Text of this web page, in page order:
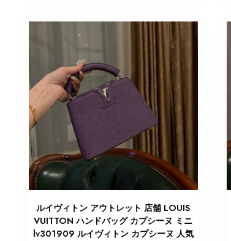
ルイヴィトン アウトレット 店舗 LOUIS
VUITTON ハンドバッグ カプシーヌ ミニ
lv301909 ルイヴィトン カプシーヌ 人気